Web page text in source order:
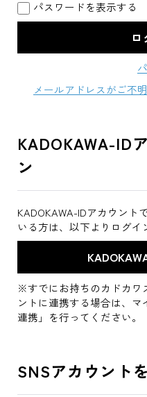
パスワードを表示する
メールアドレスがご不
KADOKAWA-ID
ン
KADOKAWA-IDアカウント
いる方は、以下よりログイ
※すでにお持ちのカドカワ
ントに連携する場合は、マ
連携」を行ってください。
SNSアカウント